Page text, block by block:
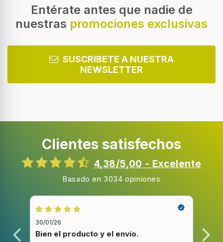
Microondas combinado
Capacidad interior
Tipo de control
Potencia de asador
Parrilla de cuarzo
Número de niveles de potencia
Pantalla incorporada
Entérate antes que nadie de
nuestras promociones exclusivas
SUSCRIBETE A NUESTRA
NEWSLETTER
Clientes satisfechos
4,38/5,00 - Excelente
Basado en 3034 opiniones
30/01/26
Bien el producto y el envío.